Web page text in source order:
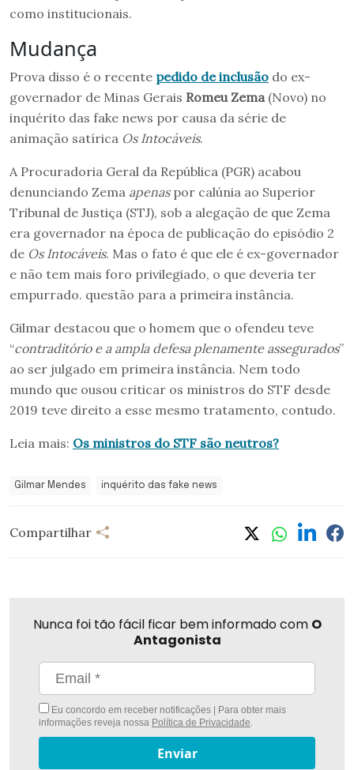
como institucionais.
Mudança
Prova disso é o recente pedido de inclusão do ex-
governador de Minas Gerais Romeu Zema(Novo) no
inquérito das fake news por causa da série de
animação satírica Os Intocáveis.
A Procuradoria Geral da República (PGR) acabou
denunciando Zema apenaspor calúnia ao Superior
Tribunal de Justiça (STJ), sob a alegação de que Zema
era governador na época de publicação do episódio 2
de Os Intocáveis. Mas o fato é que ele é ex-governador
e não tem mais foro privilegiado, o que deveria ter
empurrado. questão para a primeira instância.
Gilmar destacou que o homem que o ofendeu teve
“contraditório e a ampla defesa plenamente assegurados”
ao ser julgado em primeira instância. Nem todo
mundo que ousou criticar os ministros do STF desde
2019 teve direito a esse mesmo tratamento, contudo.
Leia mais: Os ministros do STF são neutros?
Gilmar Mendes inquérito das fake news
Compartilhar
Nunca foi tão fácil ficar bem informado com O
Antagonista
Eu concordo em receber notificações | Para obter mais
informações reveja nossa Política de Privacidade.
Enviar